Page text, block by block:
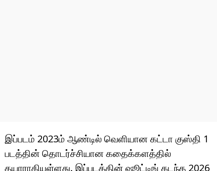
இப்படம் 2023ம் ஆண்டில் வெளியான கட்டா குஸ்தி 1
படத்தின் தொடர்ச்சியான கதைக்களத்தில்
தயாராகியுள்ளது. இப்படத்தின் ஷூட்டிங் கடந்த 2026